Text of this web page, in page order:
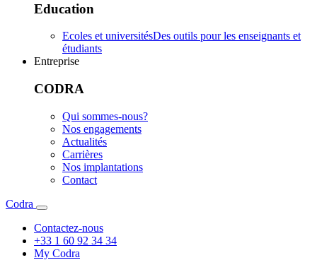
Education
Ecoles et universitésDes outils pour les enseignants et
étudiants
Entreprise
CODRA
Qui sommes-nous?
Nos engagements
Actualités
Carrières
Nos implantations
Contact
Codra
Contactez-nous
+33 1 60 92 34 34
My Codra